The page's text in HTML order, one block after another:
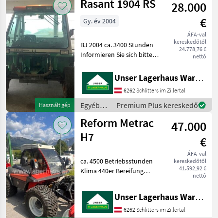
erőgépek
Használt gép
Rasant 1904 RS
28.000
€
ÁFA-val
kereskedőtől
24.778,76 €
nettó
Gy. év 2004
BJ 2004 ca. 3400 Stunden
Informieren Sie sich bitte
telefonisch, ob die von
Ihnen angefragte
Gebrauchtmaschine aktuell
bei uns am am Lager steht.
Unser Lagerhaus Warenhandelsges.m.b.H.
6262 Schlitters im Zillertal
Egyéb
mezőgazdasági
erőgépek
/ Rasant
Premium Plus kereskedő
Reform Metrac
H7
47.000
€
ÁFA-val
kereskedőtől
41.592,92 €
nettó
ca. 4500 Betriebsstunden
Klima 440er Bereifung
vor Fahrt-Antritt
telefonisch, ob die von
Ihnen angefragte
Unser Lagerhaus Warenhandelsges.m.b.H.
6262 Schlitters im Zillertal